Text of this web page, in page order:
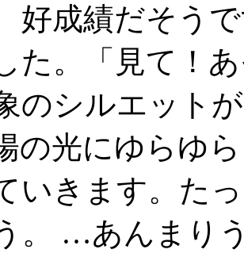
好成績だそう
た。「見て！
のシルエット
の光にゆらゆ
いきます。た
。 …あんまり